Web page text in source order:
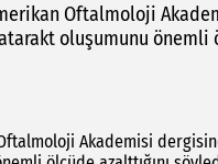
Oftalmoloji
oluşumunu önemli
Akademisi